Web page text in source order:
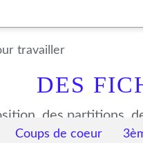
DES
Coups de coeur